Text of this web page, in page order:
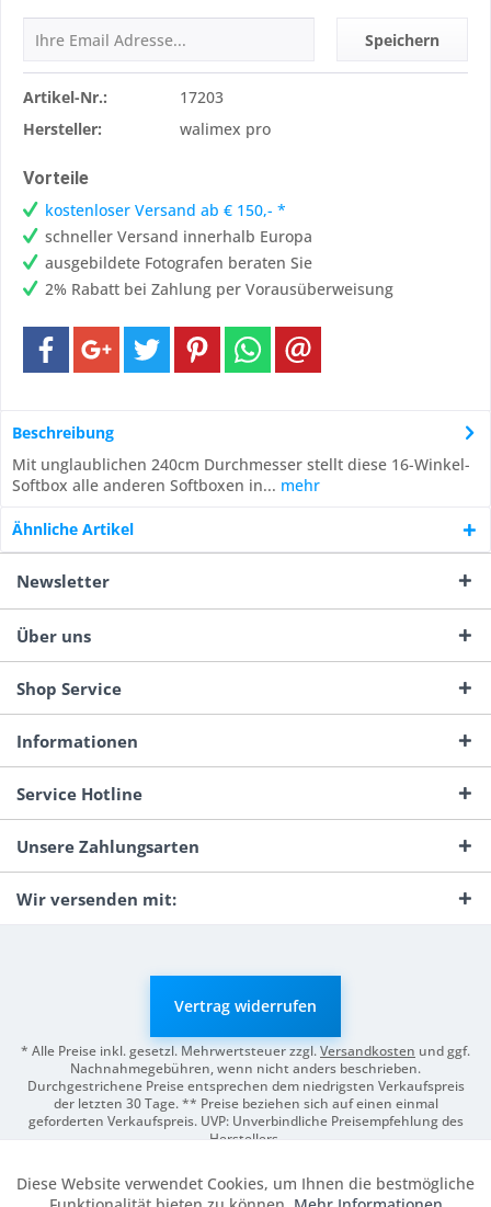
Speichern
Artikel-Nr.:
17203
Hersteller:
walimex pro
Vorteile
kostenloser Versand ab € 150,- *
schneller Versand innerhalb Europa
ausgebildete Fotografen beraten Sie
2% Rabatt bei Zahlung per Vorausüberweisung
Beschreibung
Mit unglaublichen 240cm Durchmesser stellt diese 16-Winkel-
Softbox alle anderen Softboxen in... mehr
Ähnliche Artikel
Newsletter
Über uns
Shop Service
Informationen
Service Hotline
Unsere Zahlungsarten
Wir versenden mit:
Vertrag widerrufen
* Alle Preise inkl. gesetzl. Mehrwertsteuer zzgl.Versandkosten und ggf.
Nachnahmegebühren, wenn nicht anders beschrieben.
Durchgestrichene Preise entsprechen dem niedrigsten Verkaufspreis
der letzten 30 Tage. ** Preise beziehen sich auf einen einmal
geforderten Verkaufspreis. UVP: Unverbindliche Preisempfehlung des
Herstellers.
Funktionale Aktiv
Diese Website verwendet Cookies, um Ihnen die bestmögliche